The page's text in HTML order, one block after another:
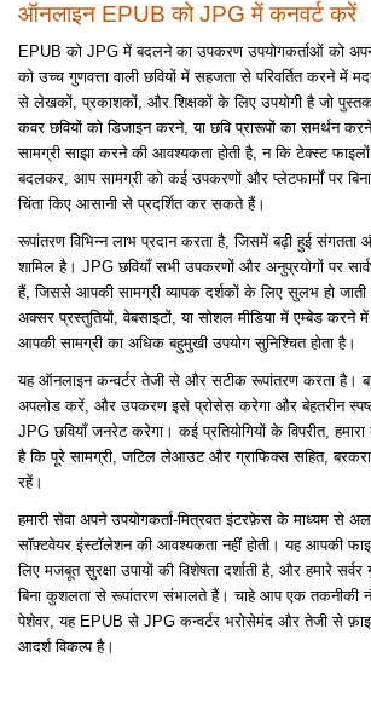
ऑनलाइन EPUB को JPG में कनवर्ट करें
EPUB को JPG में बदलने का उपकरण उपयोगकर्ताओं को
को उच्च गुणवत्ता वाली छवियों में सहजता से परिवर्तित करने में
से लेखकों, प्रकाशकों, और शिक्षकों के लिए उपयोगी है जो
कवर छवियों को डिजाइन करने, या छवि प्रारूपों का समर्थन
सामग्री साझा करने की आवश्यकता होती है, न कि टेक्स्ट
बदलकर, आप सामग्री को कई उपकरणों और प्लेटफार्मों पर
चिंता किए आसानी से प्रदर्शित कर सकते हैं।
रूपांतरण विभिन्न लाभ प्रदान करता है, जिसमें बढ़ी हुई
शामिल है। JPG छवियाँ सभी उपकरणों और अनुप्रयोगों पर
हैं, जिससे आपकी सामग्री व्यापक दर्शकों के लिए सुलभ हो
अक्सर प्रस्तुतियों, वेबसाइटों, या सोशल मीडिया में एम्बेड
आपकी सामग्री का अधिक बहुमुखी उपयोग सुनिश्चित होता है।
यह ऑनलाइन कन्वर्टर तेजी से और सटीक रूपांतरण करता है।
अपलोड करें, और उपकरण इसे प्रोसेस करेगा और बेहतरीन
JPG छवियाँ जनरेट करेगा। कई प्रतियोगियों के विपरीत, हमारा
है कि पूरे सामग्री, जटिल लेआउट और ग्राफिक्स सहित,
रहें।
हमारी सेवा अपने उपयोगकर्ता-मित्रवत इंटरफ़ेस के माध्यम से
सॉफ़्टवेयर इंस्टॉलेशन की आवश्यकता नहीं होती। यह आपकी
लिए मजबूत सुरक्षा उपायों की विशेषता दर्शाती है, और हमारे
बिना कुशलता से रूपांतरण संभालते हैं। चाहे आप एक तकनीकी
पेशेवर, यह EPUB से JPG कन्वर्टर भरोसेमंद और तेजी से
आदर्श विकल्प है।